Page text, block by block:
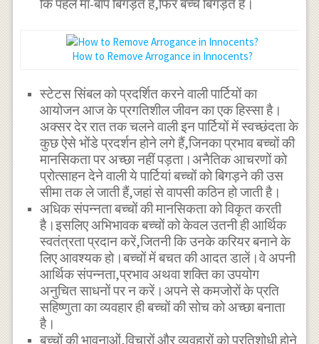
कि पहले मां-बाप बिगड़ते हैं,फिर बच्चे बिगड़ते हैं।
How to Remove Arrogance in Innocents?
स्टेटस सिंबल को प्रदर्शित करने वाली पार्टियों का
आयोजन आज के प्रगतिशील जीवन का एक हिस्सा है।
अक्सर देर रात तक चलने वाली इन पार्टियों में स्वच्छंदता के
कुछ ऐसे भोंडे प्रदर्शन होने लगे हैं,जिनका प्रभाव बच्चों की
मानसिकता पर अच्छा नहीं पड़ता।अनैतिक आचरणों को
प्रोत्साहन देने वाली ये पार्टियां बच्चों को बिगड़ने की उस
सीमा तक ले जाती हैं,जहां से वापसी कठिन हो जाती है।
अधिक संपन्नता बच्चों की मानसिकता को विकृत करती
है।इसलिए अभिभावक बच्चों को केवल उतनी ही आर्थिक
स्वतंत्रता प्रदान करें,जितनी कि उनके करियर बनाने के
लिए आवश्यक हो।बच्चों में बचत की आदत डालें।वे अपनी
आर्थिक संपन्नता,प्रभाव अथवा शक्ति का उपयोग
अनुचित साधनों पर न करें।अपने से कमजोरों के प्रति
सहिष्णुता का व्यवहार ही बच्चों की सोच को अच्छा बनाता
है।
बच्चों की भावनाओं,विचारों और व्यवहारों को प्रतिशोधी होने